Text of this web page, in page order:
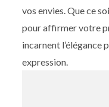
vos envies. Que ce
pour affirmer votre
incarnent l’élégance
expression.